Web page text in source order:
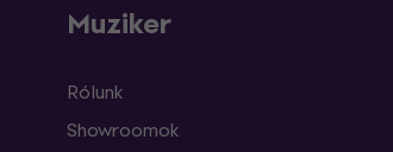
Muziker
Rólunk
Showroomok